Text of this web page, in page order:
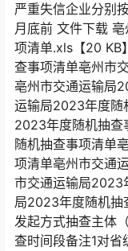
严重失信企业分别
月底前 文件下载
项清单.xls【20 KB
查事项清单亳州市
亳州市交通运输局
运输局2023年度随
2023年度随机抽查
随机抽查事项清单
项清单亳州市交通
市交通运输局2023
局2023年度随机抽
发起方式抽查主体
查时间段备注1对